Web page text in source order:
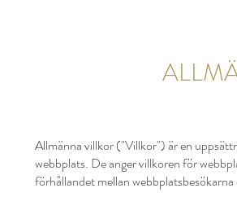
Allmänna villkor ("Villkor") är en
webbplats. De anger villkoren för
förhållandet mellan